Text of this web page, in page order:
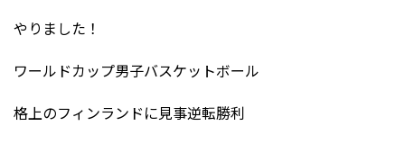
やりました！
ワールドカップ男子バスケットボール
格上のフィンランドに見事逆転勝利